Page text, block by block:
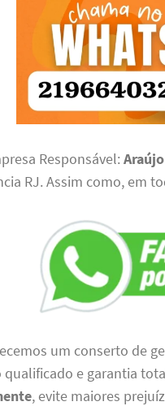
Responsável:
RJ. Assim como, em
um conserto de
e garantia
, evite maiores